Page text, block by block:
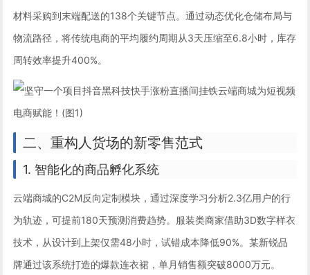
材料采购到末端配送的138个关键节点。通过动态优化仓储布局与
物流路径，将传统电商的平均履约周期从3天压缩至6.8小时，库存
周转效率提升400%。
二、重构人货场的新零售范式
1. 智能化的商品孵化系统
云端商城的C2M反向定制模块，通过深度学习分析2.3亿用户的行
为轨迹，可提前180天预测消费趋势。服装类商家借助3D数字样衣
技术，从设计到上架仅需48小时，试错成本降低90%。某新锐品
牌通过该系统打造的爆款连衣裙，单月销售额突破8000万元。